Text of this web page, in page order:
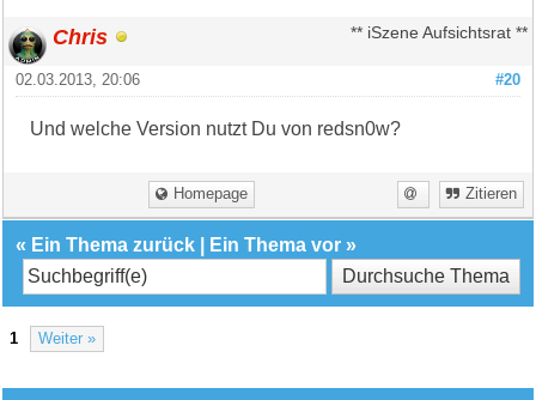
Chris ** iSzene Aufsichtsrat **
#20
02.03.2013, 20:06
Und welche Version nutzt Du von redsn0w?
Homepage Zitieren
« Ein Thema zurück Ein Thema vor »
1 Weiter »